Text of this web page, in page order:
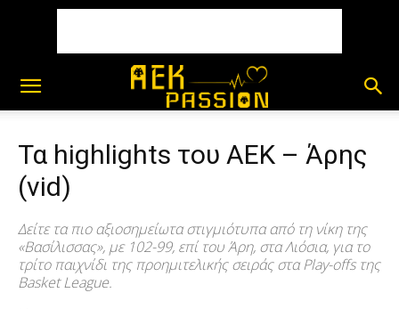
Τα highlights του ΑΕΚ – Άρης
(vid)
Δείτε τα πιο αξιοσημείωτα στιγμιότυπα από τη νίκη της
«Βασίλισσας», με 102-99, επί του Άρη, στα Λιόσια, για το
τρίτο παιχνίδι της προημιτελικής σειράς στα Play-offs της
Basket League.